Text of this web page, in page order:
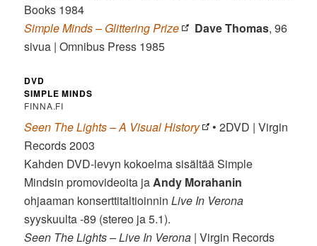
Books 1984
Simple Minds – Glittering Prize
Dave Thomas, 96
sivua | Omnibus Press 1985
DVD
SIMPLE MINDS
FINNA.FI
Seen The Lights – A Visual History
• 2DVD | Virgin
Records 2003
Kahden DVD-levyn kokoelma sisältää Simple
Mindsin promovideoita jaAndy Morahanin
ohjaaman konserttitaltioinninLive In Verona
syyskuulta -89 (stereo ja 5.1).
Seen The Lights – Live In Verona | Virgin Records